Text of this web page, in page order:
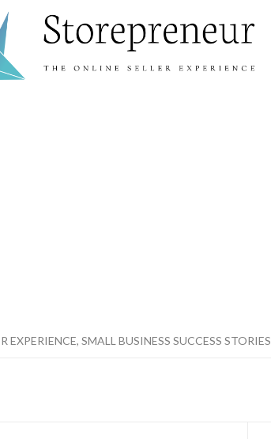
EXPERIENCE, SMALL BUSINESS SUCCESS STORIES